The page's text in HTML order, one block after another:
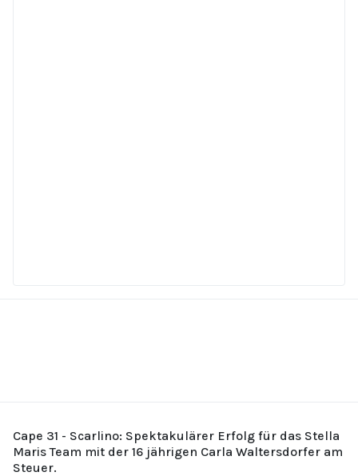
Cape 31 - Scarlino: Spektakulärer Erfolg für das Stella
Maris Team mit der 16 jährigen Carla Waltersdorfer am
Steuer.